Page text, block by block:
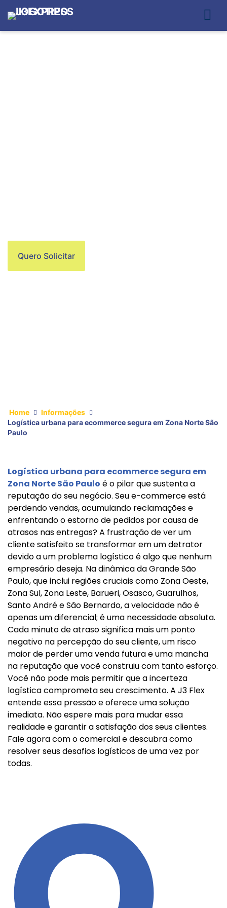
Quero Solicitar
Home
Informações
Logística urbana para ecommerce segura em Zona Norte São
Paulo
Logística urbana para ecommerce segura em
Zona Norte São Paulo é o pilar que sustenta a
reputação do seu negócio. Seu e-commerce está
perdendo vendas, acumulando reclamações e
enfrentando o estorno de pedidos por causa de
atrasos nas entregas? A frustração de ver um
cliente satisfeito se transformar em um detrator
devido a um problema logístico é algo que nenhum
empresário deseja. Na dinâmica da Grande São
Paulo, que inclui regiões cruciais como Zona Oeste,
Zona Sul, Zona Leste, Barueri, Osasco, Guarulhos,
Santo André e São Bernardo, a velocidade não é
apenas um diferencial; é uma necessidade absoluta.
Cada minuto de atraso significa mais um ponto
negativo na percepção do seu cliente, um risco
maior de perder uma venda futura e uma mancha
na reputação que você construiu com tanto esforço.
Você não pode mais permitir que a incerteza
logística comprometa seu crescimento. A J3 Flex
entende essa pressão e oferece uma solução
imediata. Não espere mais para mudar essa
realidade e garantir a satisfação dos seus clientes.
Fale agora com o comercial e descubra como
resolver seus desafios logísticos de uma vez por
todas.